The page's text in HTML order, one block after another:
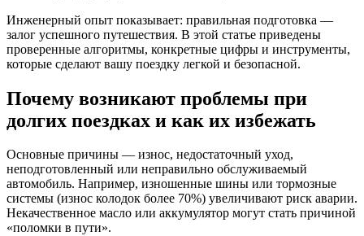
Инженерный опыт показывает: правильная подготовка —
залог успешного путешествия. В этой статье приведены
проверенные алгоритмы, конкретные цифры и инструменты,
которые сделают вашу поездку легкой и безопасной.
Почему возникают проблемы при
долгих поездках и как их избежать
Основные причины — износ, недостаточный уход,
неподготовленный или неправильно обслуживаемый
автомобиль. Например, изношенные шины или тормозные
системы (износ колодок более 70%) увеличивают риск аварии.
Некачественное масло или аккумулятор могут стать причиной
«поломки в пути».